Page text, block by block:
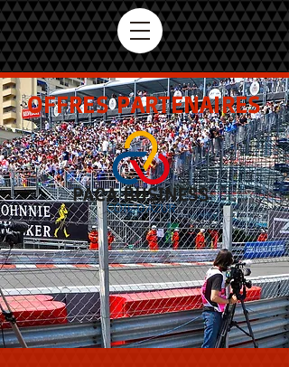
OFFRES PARTENAIRES